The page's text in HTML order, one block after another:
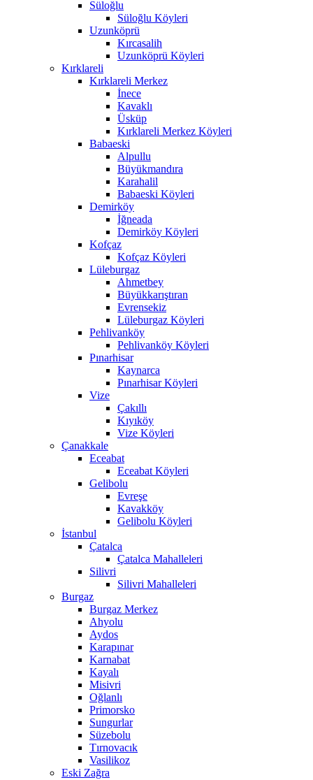
Süloğlu
Süloğlu Köyleri
Uzunköprü
Kırcasalih
Uzunköprü Köyleri
Kırklareli
Kırklareli Merkez
İnece
Kavaklı
Üsküp
Kırklareli Merkez Köyleri
Babaeski
Alpullu
Büyükmandıra
Karahalil
Babaeski Köyleri
Demirköy
İğneada
Demirköy Köyleri
Kofçaz
Kofçaz Köyleri
Lüleburgaz
Ahmetbey
Büyükkarıştıran
Evrensekiz
Lüleburgaz Köyleri
Pehlivanköy
Pehlivanköy Köyleri
Pınarhisar
Kaynarca
Pınarhisar Köyleri
Vize
Çakıllı
Kıyıköy
Vize Köyleri
Çanakkale
Eceabat
Eceabat Köyleri
Gelibolu
Evreşe
Kavakköy
Gelibolu Köyleri
İstanbul
Çatalca
Çatalca Mahalleleri
Silivri
Silivri Mahalleleri
Burgaz
Burgaz Merkez
Ahyolu
Aydos
Karapınar
Karnabat
Kayalı
Misivri
Oğlanlı
Primorsko
Sungurlar
Süzebolu
Tırnovacık
Vasilikoz
Eski Zağra